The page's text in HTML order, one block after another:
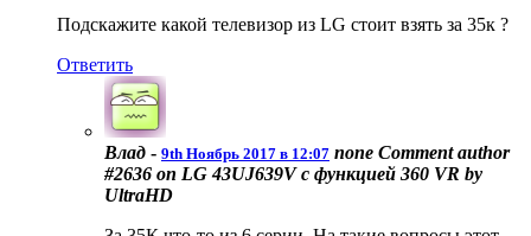
Подскажите какой телевизор из LG стоит взять за 35к ?
Ответить
Влад - 9th Ноябрь 2017 в 12:07 none Comment author
#2636 on LG 43UJ639V с функцией 360 VR by
UltraHD